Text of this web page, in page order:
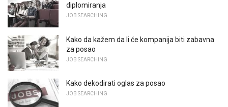
diplomiranja
JOB SEARCHING
Kako da kažem da li će kompanija biti zabavna
za posao
JOB SEARCHING
Kako dekodirati oglas za posao
JOB SEARCHING